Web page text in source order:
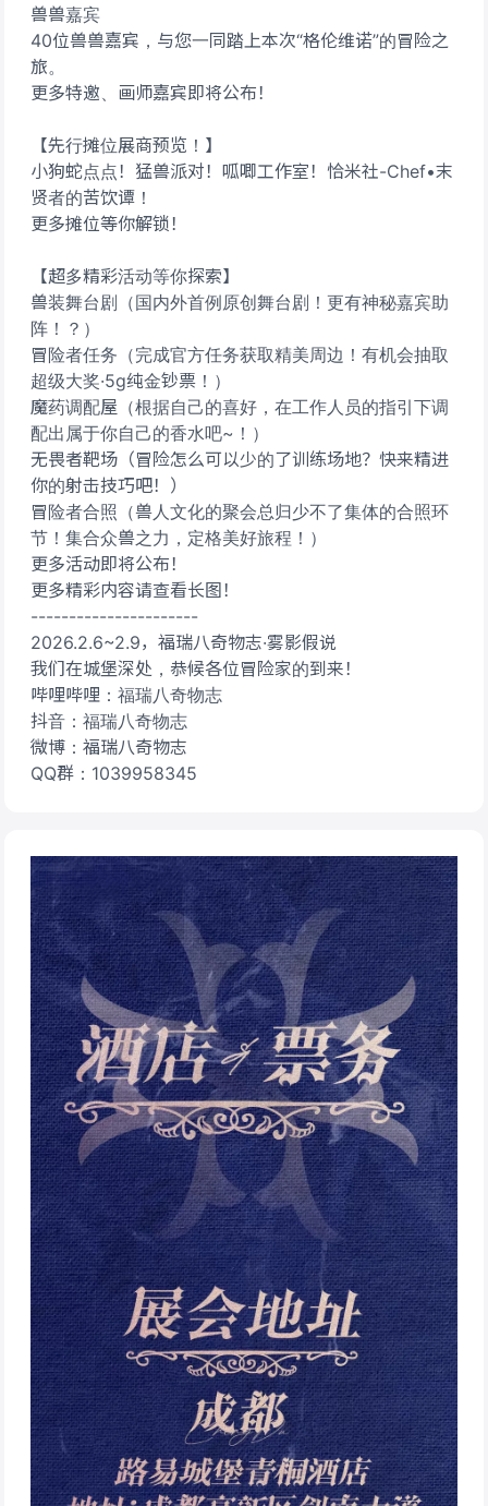
兽兽嘉宾
40位兽兽嘉宾，与您一同踏上本次“格伦维诺”的冒险之
旅。
更多特邀、画师嘉宾即将公布！
【先行摊位展商预览！】
小狗蛇点点！猛兽派对！呱唧工作室！恰米社-Chef•末
贤者的苦饮谭！
更多摊位等你解锁！
【超多精彩活动等你探索】
兽装舞台剧（国内外首例原创舞台剧！更有神秘嘉宾助
阵！？）
冒险者任务（完成官方任务获取精美周边！有机会抽取
超级大奖·5g纯金钞票！）
魔药调配屋（根据自己的喜好，在工作人员的指引下调
配出属于你自己的香水吧~！）
无畏者靶场（冒险怎么可以少的了训练场地？快来精进
你的射击技巧吧！）
冒险者合照（兽人文化的聚会总归少不了集体的合照环
节！集合众兽之力，定格美好旅程！）
更多活动即将公布！
更多精彩内容请查看长图！
----------------------
2026.2.6~2.9，福瑞八奇物志·雾影假说
我们在城堡深处，恭候各位冒险家的到来！
哔哩哔哩：福瑞八奇物志
抖音：福瑞八奇物志
微博：福瑞八奇物志
QQ群：1039958345